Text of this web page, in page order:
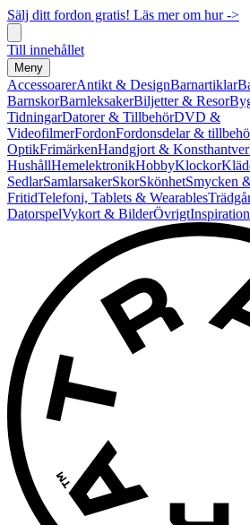
Sälj ditt fordon gratis! Läs mer om hur ->
Till innehållet
Meny
AccessoarerAntikt & DesignBarnartiklar
BarnskorBarnleksakerBiljetter & Resor
TidningarDatorer & TillbehörDVD &
VideofilmerFordonFordonsdelar &
OptikFrimärkenHandgjort &
HushållHemelektronikHobbyKlockor
SedlarSamlarsakerSkorSkönhetSmycken
FritidTelefoni, Tablets & Wearables
DatorspelVykort & BilderÖvrigtInspiration